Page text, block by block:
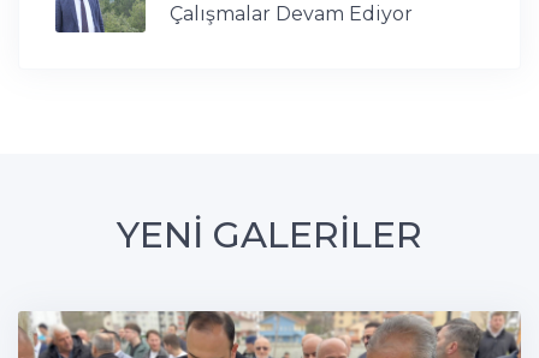
Çalışmalar Devam Ediyor
YENİ GALERİLER